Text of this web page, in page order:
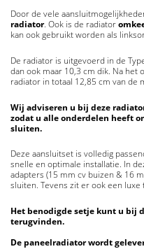
Door de vele
radiator. Ook is de radiator
kan ook gebruikt worden als
De radiator is uitgevoerd in de
dan ook maar 10,3 cm dik. Na het
radiator in totaal 12,85 cm van de
Wij adviseren u bij deze
zodat u alle onderdelen heeft
sluiten.
Deze aansluitset is volledig
snelle en optimale installatie. In
adapters (15 mm cv buizen & 16
sluiten. Tevens zit er ook een
Het benodigde setje kunt u bij
terugvinden.
De paneelradiator wordt